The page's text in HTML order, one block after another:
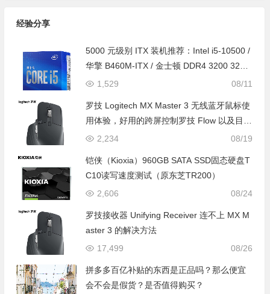
经验分享
5000 元级别 ITX 装机推荐：Intel i5-10500 /
华擎 B460M-ITX / 金士顿 DDR4 3200 32G /
西部数据 SN550 1T / 酷冷至尊小魔方
08/11
1,529
罗技 Logitech MX Master 3 无线蓝牙鼠标使
用体验，好用的跨屏控制罗技 Flow 以及目前
最好的苹果外接鼠标体验
08/19
2,234
铠侠（Kioxia）960GB SATA SSD固态硬盘T
C10读写速度测试（原东芝TR200）
08/24
2,606
罗技接收器 Unifying Receiver 连不上 MX M
aster 3 的解决方法
08/26
17,499
拼多多百亿补贴的东西是正品吗？那么便宜
会不会是假货？是否值得购买？